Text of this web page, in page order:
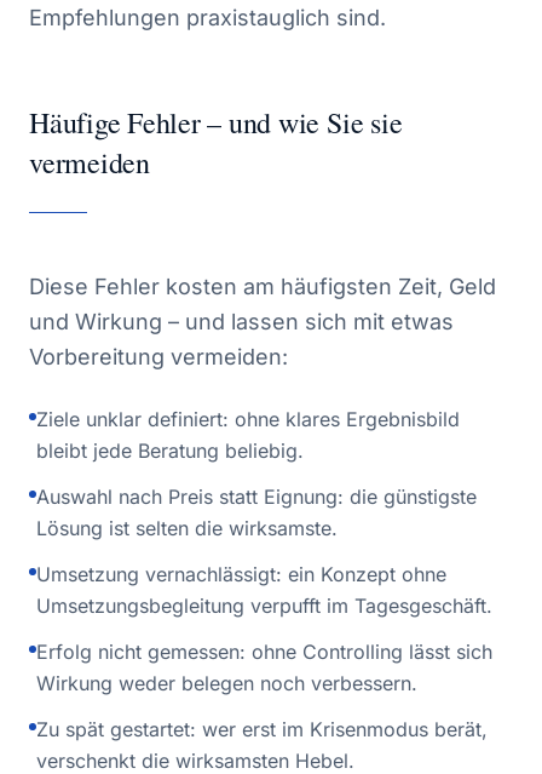
Empfehlungen praxistauglich sind.
Häufige Fehler – und wie Sie sie
vermeiden
Diese Fehler kosten am häufigsten Zeit, Geld
und Wirkung – und lassen sich mit etwas
Vorbereitung vermeiden:
Ziele unklar definiert: ohne klares Ergebnisbild
bleibt jede Beratung beliebig.
Auswahl nach Preis statt Eignung: die günstigste
Lösung ist selten die wirksamste.
Umsetzung vernachlässigt: ein Konzept ohne
Umsetzungsbegleitung verpufft im Tagesgeschäft.
Erfolg nicht gemessen: ohne Controlling lässt sich
Wirkung weder belegen noch verbessern.
Zu spät gestartet: wer erst im Krisenmodus berät,
verschenkt die wirksamsten Hebel.